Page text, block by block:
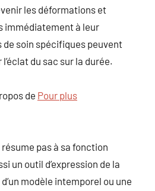
les déformations et
immédiatement à leur
de soin spécifiques peuvent
du sac sur la durée.
de Pour plus
résume pas à sa fonction
un outil d’expression de la
modèle intemporel ou une